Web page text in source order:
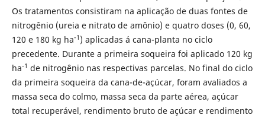
Os tratamentos consistiram na aplicação de duas fontes de
nitrogênio (ureia e nitrato de amônio) e quatro doses (0, 60,
120 e 180 kg ha-1 ) aplicadas á cana-planta no ciclo
precedente. Durante a primeira soqueira foi aplicado 120 kg
ha-1 de nitrogênio nas respectivas parcelas. No final do ciclo
da primeira soqueira da cana-de-açúcar, foram avaliados a
massa seca do colmo, massa seca da parte aérea, açúcar
total recuperável, rendimento bruto de açúcar e rendimento